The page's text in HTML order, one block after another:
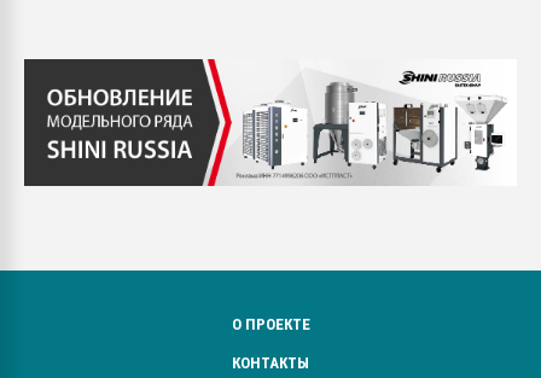
О ПРОЕКТЕ
КОНТАКТЫ